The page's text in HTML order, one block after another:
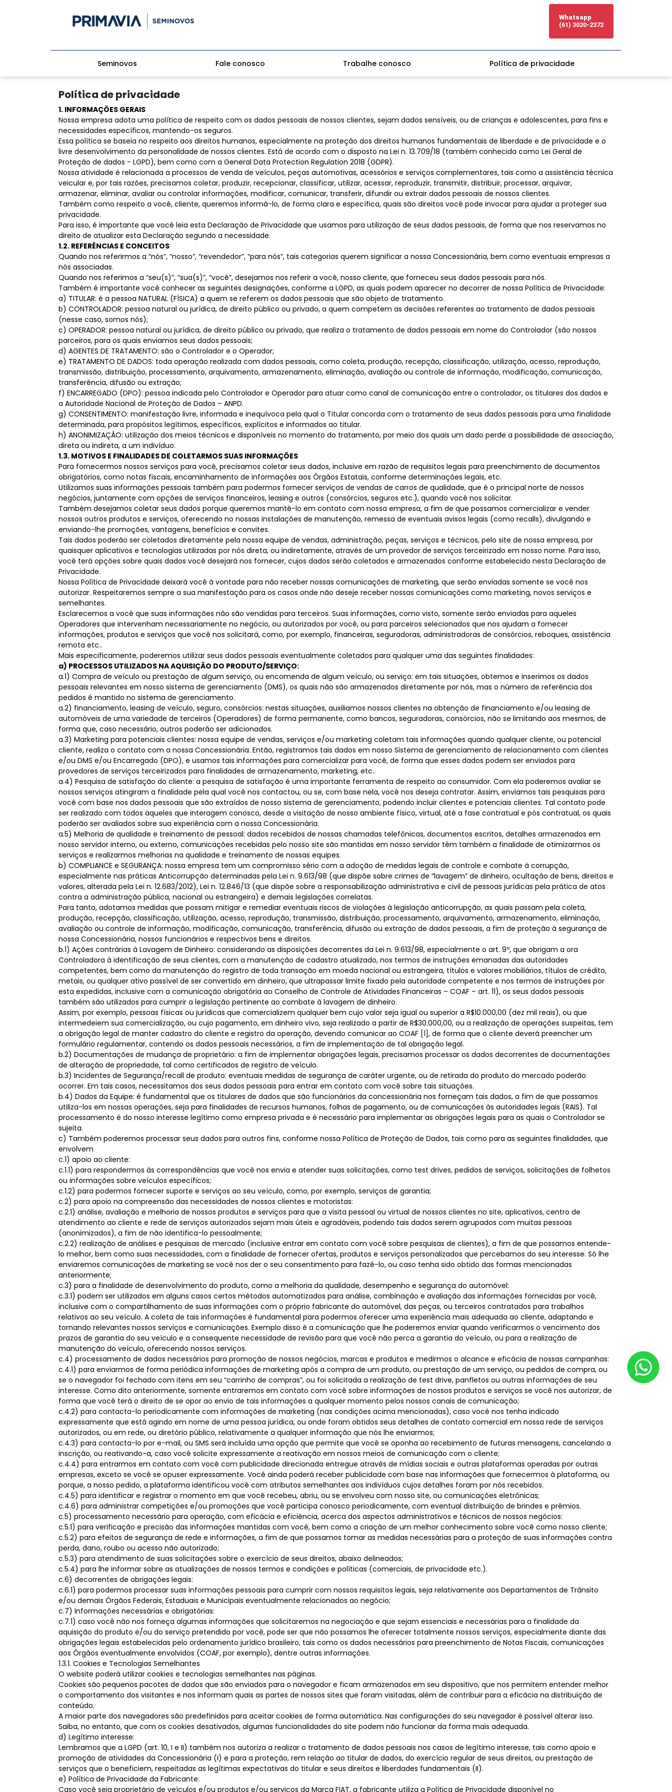
Whatsapp
(61) 3020-2372
Seminovos Fale conosco Trabalhe conosco Política de privacidade
Política de privacidade
1. INFORMAÇÕES GERAIS
Nossa empresa adota uma política de respeito com os dados pessoais de nossos clientes, sejam dados sensíveis, ou de crianças e adolescentes, para fins e
necessidades específicos, mantendo-os seguros.
Essa política se baseia no respeito aos direitos humanos, especialmente na proteção dos direitos humanos fundamentais de liberdade e de privacidade e o
livre desenvolvimento da personalidade de nossos clientes. Está de acordo com o disposto na Lei n. 13.709/18 (também conhecida como Lei Geral de
Proteção de dados - LGPD), bem como com a General Data Protection Regulation 2018 (GDPR).
Nossa atividade é relacionada a processos de venda de veículos, peças automotivas, acessórios e serviços complementares, tais como a assistência técnica
veicular e, por tais razões, precisamos coletar, produzir, recepcionar, classificar, utilizar, acessar, reproduzir, transmitir, distribuir, processar, arquivar,
armazenar, eliminar, avaliar ou controlar informações, modificar, comunicar, transferir, difundir ou extrair dados pessoais de nossos clientes.
Também como respeito a você, cliente, queremos informá-lo, de forma clara e específica, quais são direitos você pode invocar para ajudar a proteger sua
privacidade.
Para isso, é importante que você leia esta Declaração de Privacidade que usamos para utilização de seus dados pessoais, de forma que nos reservamos no
direito de atualizar esta Declaração segundo a necessidade.
1.2. REFERÊNCIAS E CONCEITOS
Quando nos referirmos a “nós”, “nosso”, “revendedor”, “para nós”, tais categorias querem significar a nossa Concessionária, bem como eventuais empresas a
nós associadas.
Quando nos referimos a “seu(s)”, “sua(s)”, “você”, desejamos nos referir a você, nosso cliente, que forneceu seus dados pessoais para nós.
Também é importante você conhecer as seguintes designações, conforme a LGPD, as quais podem aparecer no decorrer de nossa Política de Privacidade:
a) TITULAR: é a pessoa NATURAL (FÍSICA) a quem se referem os dados pessoais que são objeto de tratamento.
b) CONTROLADOR: pessoa natural ou jurídica, de direito público ou privado, a quem competem as decisões referentes ao tratamento de dados pessoais
(nesse caso, somos nós);
c) OPERADOR: pessoa natural ou jurídica, de direito público ou privado, que realiza o tratamento de dados pessoais em nome do Controlador (são nossos
parceiros, para os quais enviamos seus dados pessoais;
d) AGENTES DE TRATAMENTO: são o Controlador e o Operador;
e) TRATAMENTO DE DADOS: toda operação realizada com dados pessoais, como coleta, produção, recepção, classificação, utilização, acesso, reprodução,
transmissão, distribuição, processamento, arquivamento, armazenamento, eliminação, avaliação ou controle de informação, modificação, comunicação,
transferência, difusão ou extração;
f) ENCARREGADO (DPO): pessoa indicada pelo Controlador e Operador para atuar como canal de comunicação entre o controlador, os titulares dos dados e
a Autoridade Nacional de Proteção de Dados – ANPD.
g) CONSENTIMENTO: manifestação livre, informada e inequívoca pela qual o Titular concorda com o tratamento de seus dados pessoais para uma finalidade
determinada, para propósitos legítimos, específicos, explícitos e informados ao titular.
h) ANONIMIZAÇÃO: utilização dos meios técnicos e disponíveis no momento do tratamento, por meio dos quais um dado perde a possibilidade de associação,
direta ou indireta, a um indivíduo.
1.3. MOTIVOS E FINALIDADES DE COLETARMOS SUAS INFORMAÇÕES
Para fornecermos nossos serviços para você, precisamos coletar seus dados, inclusive em razão de requisitos legais para preenchimento de documentos
obrigatórios, como notas fiscais, encaminhamento de informações aos Órgãos Estatais, conforme determinações legais, etc.
Utilizamos suas informações pessoais também para podermos fornecer serviços de vendas de carros de qualidade, que é o principal norte de nossos
negócios, juntamente com opções de serviços financeiros, leasing e outros (consórcios, seguros etc.), quando você nos solicitar.
Também desejamos coletar seus dados porque queremos mantê-lo em contato com nossa empresa, a fim de que possamos comercializar e vender
nossos outros produtos e serviços, oferecendo no nossas instalações de manutenção, remessa de eventuais avisos legais (como recalls), divulgando e
enviando-lhe promoções, vantagens, benefícios e convites.
Tais dados poderão ser coletados diretamente pela nossa equipe de vendas, administração, peças, serviços e técnicos, pelo site de nossa empresa, por
quaisquer aplicativos e tecnologias utilizadas por nós direta, ou indiretamente, através de um provedor de serviços terceirizado em nosso nome. Para isso,
você terá opções sobre quais dados você desejará nos fornecer, cujos dados serão coletados e armazenados conforme estabelecido nesta Declaração de
Privacidade.
Nossa Política de Privacidade deixará você à vontade para não receber nossas comunicações de marketing, que serão enviadas somente se você nos
autorizar. Respeitaremos sempre a sua manifestação para os casos onde não deseje receber nossas comunicações como marketing, novos serviços e
semelhantes.
Esclarecemos a você que suas informações não são vendidas para terceiros. Suas informações, como visto, somente serão enviadas para aqueles
Operadores que intervenham necessariamente no negócio, ou autorizados por você, ou para parceiros selecionados que nos ajudam a fornecer
informações, produtos e serviços que você nos solicitará, como, por exemplo, financeiras, seguradoras, administradoras de consórcios, reboques, assistência
remota etc..
Mais especificamente, poderemos utilizar seus dados pessoais eventualmente coletados para qualquer uma das seguintes finalidades:
a) PROCESSOS UTILIZADOS NA AQUISIÇÃO DO PRODUTO/SERVIÇO:
a.1) Compra de veículo ou prestação de algum serviço, ou encomenda de algum veículo, ou serviço: em tais situações, obtemos e inserimos os dados
pessoais relevantes em nosso sistema de gerenciamento (DMS), os quais não são armazenados diretamente por nós, mas o número de referência dos
pedidos é mantido no sistema de gerenciamento.
a.2) financiamento, leasing de veículo, seguro, consórcios: nestas situações, auxiliamos nossos clientes na obtenção de financiamento e/ou leasing de
automóveis de uma variedade de terceiros (Operadores) de forma permanente, como bancos, seguradoras, consórcios, não se limitando aos mesmos, de
forma que, caso necessário, outros poderão ser adicionados.
a.3) Marketing para potenciais clientes: nossa equipe de vendas, serviços e/ou marketing coletam tais informações quando qualquer cliente, ou potencial
cliente, realiza o contato com a nossa Concessionária. Então, registramos tais dados em nosso Sistema de gerenciamento de relacionamento com clientes
e/ou DMS e/ou Encarregado (DPO), e usamos tais informações para comercializar para você, de forma que esses dados podem ser enviados para
provedores de serviços terceirizados para finalidades de armazenamento, marketing, etc..
a.4) Pesquisa de satisfação do cliente: a pesquisa de satisfação é uma importante ferramenta de respeito ao consumidor. Com ela poderemos avaliar se
nossos serviços atingiram a finalidade pela qual você nos contactou, ou se, com base nela, você nos deseja contratar. Assim, enviamos tais pesquisas para
você com base nos dados pessoais que são extraídos de nosso sistema de gerenciamento, podendo incluir clientes e potenciais clientes. Tal contato pode
ser realizado com todos aqueles que interagem conosco, desde a visitação de nosso ambiente físico, virtual, até a fase contratual e pós contratual, os quais
poderão ser avaliados sobre sua experiência com a nossa Concessionária.
a.5) Melhoria de qualidade e treinamento de pessoal: dados recebidos de nossas chamadas telefônicas, documentos escritos, detalhes armazenados em
nosso servidor interno, ou externo, comunicações recebidas pelo nosso site são mantidas em nosso servidor têm também a finalidade de otimizarmos os
serviços e realizarmos melhorias na qualidade e treinamento de nossas equipes.
b) COMPLIANCE e SEGURANÇA: nossa empresa tem um compromisso sério com a adoção de medidas legais de controle e combate à corrupção,
especialmente nas práticas Anticorrupção determinadas pela Lei n. 9.613/98 (que dispõe sobre crimes de “lavagem” de dinheiro, ocultação de bens, direitos e
valores, alterada pela Lei n. 12.683/2012), Lei n. 12.846/13 (que dispõe sobre a responsabilização administrativa e civil de pessoas jurídicas pela prática de atos
contra a administração pública, nacional ou estrangeira) e demais legislações correlatas.
Para tanto, adotamos medidas que possam mitigar e remediar eventuais riscos de violações à legislação anticorrupção, as quais passam pela coleta,
produção, recepção, classificação, utilização, acesso, reprodução, transmissão, distribuição, processamento, arquivamento, armazenamento, eliminação,
avaliação ou controle de informação, modificação, comunicação, transferência, difusão ou extração de dados pessoais, a fim de proteção à segurança de
nossa Concessionária, nossos funcionários e respectivos bens e direitos.
b.1) Ações contrárias à Lavagem de Dinheiro: considerando as disposições decorrentes da Lei n. 9.613/98, especialmente o art. 9º, que obrigam a ora
Controladora à identificação de seus clientes, com a manutenção de cadastro atualizado, nos termos de instruções emanadas das autoridades
competentes, bem como da manutenção do registro de toda transação em moeda nacional ou estrangeira, títulos e valores mobiliários, títulos de crédito,
metais, ou qualquer ativo passível de ser convertido em dinheiro, que ultrapassar limite fixado pela autoridade competente e nos termos de instruções por
esta expedidas, inclusive com a comunicação obrigatória ao Conselho de Controle de Atividades Financeiras – COAF – art. 11), os seus dados pessoais
também são utilizados para cumprir a legislação pertinente ao combate à lavagem de dinheiro.
Assim, por exemplo, pessoas físicas ou jurídicas que comercializem qualquer bem cujo valor seja igual ou superior a R$10.000,00 (dez mil reais), ou que
intermedeiem sua comercialização, ou cujo pagamento, em dinheiro vivo, seja realizado a partir de R$30.000,00, ou a realização de operações suspeitas, tem
a obrigação legal de manter cadastro do cliente e registro da operação, devendo comunicar ao COAF [1], de forma que o cliente deverá preencher um
formulário regulamentar, contendo os dados pessoais necessários, a fim de implementação de tal obrigação legal.
b.2) Documentações de mudança de proprietário: a fim de implementar obrigações legais, precisamos processar os dados decorrentes de documentações
de alteração de propriedade, tal como certificados de registro de veículo.
b.3) Incidentes de Segurança/recall de produto: eventuais medidas de segurança de caráter urgente, ou de retirada do produto do mercado poderão
ocorrer. Em tais casos, necessitamos dos seus dados pessoais para entrar em contato com você sobre tais situações.
b.4) Dados da Equipe: é fundamental que os titulares de dados que são funcionários da concessionária nos forneçam tais dados, a fim de que possamos
utiliza-los em nossas operações, seja para finalidades de recursos humanos, folhas de pagamento, ou de comunicações às autoridades legais (RAIS). Tal
processamento é do nosso interesse legítimo como empresa privada e é necessário para implementar as obrigações legais para as quais o Controlador se
sujeita.
c) Também poderemos processar seus dados para outros fins, conforme nossa Política de Proteção de Dados, tais como para as seguintes finalidades, que
envolvem
c.1) apoio ao cliente:
c.1.1) para respondermos às correspondências que você nos envia e atender suas solicitações, como test drives, pedidos de serviços, solicitações de folhetos
ou informações sobre veículos específicos;
c.1.2) para podermos fornecer suporte e serviços ao seu veículo, como, por exemplo, serviços de garantia;
c.2) para apoio na compreensão das necessidades de nossos clientes e motoristas:
c.2.1) análise, avaliação e melhoria de nossos produtos e serviços para que a visita pessoal ou virtual de nossos clientes no site, aplicativos, centro de
atendimento ao cliente e rede de serviços autorizados sejam mais úteis e agradáveis, podendo tais dados serem agrupados com muitas pessoas
(anonimizados), a fim de não identifica-lo pessoalmente;
c.2.2) realização de análises e pesquisas de mercado (inclusive entrar em contato com você sobre pesquisas de clientes), a fim de que possamos entende-
lo melhor, bem como suas necessidades, com a finalidade de fornecer ofertas, produtos e serviços personalizados que percebamos do seu interesse. Só lhe
enviaremos comunicações de marketing se você nos der o seu consentimento para fazê-lo, ou caso tenha sido obtido das formas mencionadas
anteriormente;
c.3) para a finalidade de desenvolvimento do produto, como a melhoria da qualidade, desempenho e segurança do automóvel:
c.3.1) podem ser utilizados em alguns casos certos métodos automatizados para análise, combinação e avaliação das informações fornecidas por você,
inclusive com o compartilhamento de suas informações com o próprio fabricante do automóvel, das peças, ou terceiros contratados para trabalhos
relativos ao seu veículo. A coleta de tais informações é fundamental para podermos oferecer uma experiência mais adequada ao cliente, adaptando e
tornando relevantes nossos serviços e comunicações. Exemplo disso é a comunicação que lhe poderemos enviar quando verificarmos o vencimento dos
prazos de garantia do seu veículo e a consequente necessidade de revisão para que você não perca a garantia do veículo, ou para a realização de
manutenção do veículo, oferecendo nossos serviços.
c.4) processamento de dados necessários para promoção de nossos negócios, marcas e produtos e medirmos o alcance e eficácia de nossas campanhas:
c.4.1) para enviarmos de forma periódica informações de marketing após a compra de um produto, ou prestação de um serviço, ou pedidos de compra, ou
se o navegador foi fechado com itens em seu “carrinho de compras”, ou foi solicitada a realização de test drive, panfletos ou outras informações de seu
interesse. Como dito anteriormente, somente entraremos em contato com você sobre informações de nossos produtos e serviços se você nos autorizar, de
forma que você terá o direito de se opor ao envio de tais informações a qualquer momento pelos nossos canais de comunicação;
c.4.2) para contacta-lo periodicamente com informações de marketing (nas condições acima mencionadas), caso você nos tenha indicado
expressamente que está agindo em nome de uma pessoa jurídica, ou onde foram obtidos seus detalhes de contato comercial em nossa rede de serviços
autorizados, ou em rede, ou diretório público, relativamente a qualquer informação que nós lhe enviarmos;
c.4.3) para contacta-lo por e-mail, ou SMS será incluída uma opção que permite que você se oponha ao recebimento de futuras mensagens, cancelando a
inscrição, ou reativando-a, caso você solicite expressamente a reativação em nossos meios de comunicação com o cliente;
c.4.4) para entrarmos em contato com você com publicidade direcionada entregue através de mídias sociais e outras plataformas operadas por outras
empresas, exceto se você se opuser expressamente. Você ainda poderá receber publicidade com base nas informações que fornecermos à plataforma, ou
porque, a nosso pedido, a plataforma identificou você com atributos semelhantes aos indivíduos cujos detalhes foram por nós recebidos.
c.4.5) para identificar e registrar o momento em que você recebeu, abriu, ou se envolveu com nosso site, ou comunicações eletrônicas;
c.4.6) para administrar competições e/ou promoções que você participa conosco periodicamente, com eventual distribuição de brindes e prêmios.
c.5) processamento necessário para operação, com eficácia e eficiência, acerca dos aspectos administrativos e técnicos de nossos negócios:
c.5.1) para verificação e precisão das informações mantidas com você, bem como a criação de um melhor conhecimento sobre você como nosso cliente;
c.5.2) para efeitos de segurança de rede e informações, a fim de que possamos tomar as medidas necessárias para a proteção de suas informações contra
perda, dano, roubo ou acesso não autorizado;
c.5.3) para atendimento de suas solicitações sobre o exercício de seus direitos, abaixo delineados;
c.5.4) para lhe informar sobre as atualizações de nossos termos e condições e políticas (comerciais, de privacidade etc.).
c.6) decorrentes de obrigações legais:
c.6.1) para podermos processar suas informações pessoais para cumprir com nossos requisitos legais, seja relativamente aos Departamentos de Trânsito
e/ou demais Órgãos Federais, Estaduais e Municipais eventualmente relacionados ao negócio;
c.7) Informações necessárias e obrigatórias:
c.7.1) caso você não nos forneça algumas informações que solicitaremos na negociação e que sejam essenciais e necessárias para a finalidade da
aquisição do produto e/ou do serviço pretendido por você, pode ser que não possamos lhe oferecer totalmente nossos serviços, especialmente diante das
obrigações legais estabelecidas pelo ordenamento jurídico brasileiro, tais como os dados necessários para preenchimento de Notas Fiscais, comunicações
aos Órgãos eventualmente envolvidos (COAF, por exemplo), dentre outras informações.
1.3.1. Cookies e Tecnologias Semelhantes
O website poderá utilizar cookies e tecnologias semelhantes nas páginas.
Cookies são pequenos pacotes de dados que são enviados para o navegador e ficam armazenados em seu dispositivo, que nos permitem entender melhor
o comportamento dos visitantes e nos informam quais as partes de nossos sites que foram visitadas, além de contribuir para a eficácia na distribuição de
conteúdo.
A maior parte dos navegadores são predefinidos para aceitar cookies de forma automática. Nas configurações do seu navegador é possível alterar isso.
Saiba, no entanto, que com os cookies desativados, algumas funcionalidades do site podem não funcionar da forma mais adequada.
d) Legítimo interesse:
Lembramos que a LGPD (art. 10, I e II) também nos autoriza a realizar o tratamento de dados pessoais nos casos de legítimo interesse, tais como apoio e
promoção de atividades da Concessionária (I) e para a proteção, rem relação ao titular de dados, do exercício regular de seus direitos, ou prestação de
serviços que o beneficiem, respeitadas as legítimas expectativas do titular e seus direitos e liberdades fundamentais (II).
e) Política de Privacidade da Fabricante:
Caso você seja proprietário de veículos e/ou produtos e/ou serviços da Marca FIAT, a fabricante utiliza a Política de Privacidade disponível no